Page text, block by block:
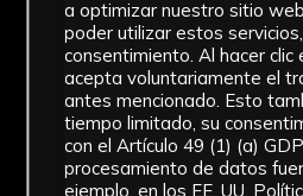
a optimizar nuestro sitio
poder utilizar estos
consentimiento. Al hacer
acepta voluntariamente el
antes mencionado. Esto
tiempo limitado, su
con el Artículo 49 (1) (a)
procesamiento de datos
ejemplo, en los EE. UU.